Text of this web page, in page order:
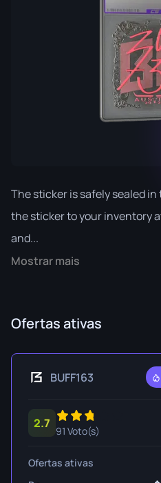
The sticker is safely sealed
the sticker to your inventory
and...
Mostrar mais
Ofertas ativas
BUFF163
2.7
91 Voto(s)
Ofertas ativas